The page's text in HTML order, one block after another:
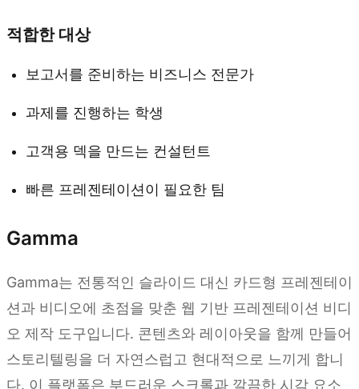
적합한 대상
보고서를 준비하는 비즈니스 전문가
과제를 진행하는 학생
고객용 덱을 만드는 컨설턴트
빠른 프레젠테이션이 필요한 팀
Gamma
Gamma는 전통적인 슬라이드 대신 카드형 프레젠테이
션과 비디오에 초점을 맞춘 웹 기반 프레젠테이션 비디
오 제작 도구입니다. 콘텐츠와 레이아웃을 함께 만들어
스토리텔링을 더 자연스럽고 현대적으로 느끼게 합니
다. 이 플랫폼은 부드러운 스크롤과 깔끔한 시각 요소